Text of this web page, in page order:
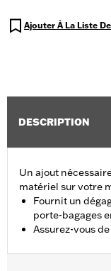
Ajouter À La Liste
DESCRIPTION
Un ajout
matériel sur votre
Fournit un
porte-bagages
Assurez-vous